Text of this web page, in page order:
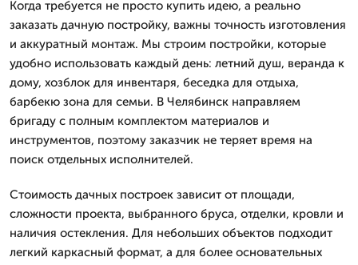
Когда требуется не просто купить идею, а реально
заказать дачную постройку, важны точность изготовления
и аккуратный монтаж. Мы строим постройки, которые
удобно использовать каждый день: летний душ, веранда к
дому, хозблок для инвентаря, беседка для отдыха,
барбекю зона для семьи. В Челябинск направляем
бригаду с полным комплектом материалов и
инструментов, поэтому заказчик не теряет время на
поиск отдельных исполнителей.
Стоимость дачных построек зависит от площади,
сложности проекта, выбранного бруса, отделки, кровли и
наличия остекления. Для небольших объектов подходит
легкий каркасный формат, а для более основательных